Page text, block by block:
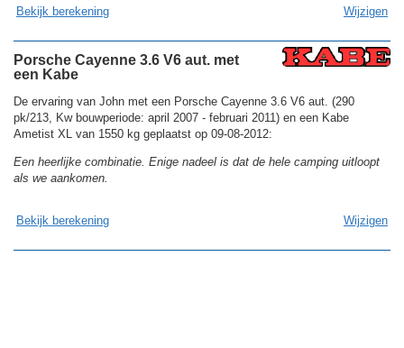
Bekijk berekening Wijzigen
Porsche Cayenne 3.6 V6 aut. met
een Kabe
De ervaring van John met een Porsche Cayenne 3.6 V6 aut. (290
pk/213, Kw bouwperiode: april 2007 - februari 2011) en een Kabe
Ametist XL van 1550 kg geplaatst op 09-08-2012:
Een heerlijke combinatie. Enige nadeel is dat de hele camping uitloopt
als we aankomen.
Bekijk berekening Wijzigen